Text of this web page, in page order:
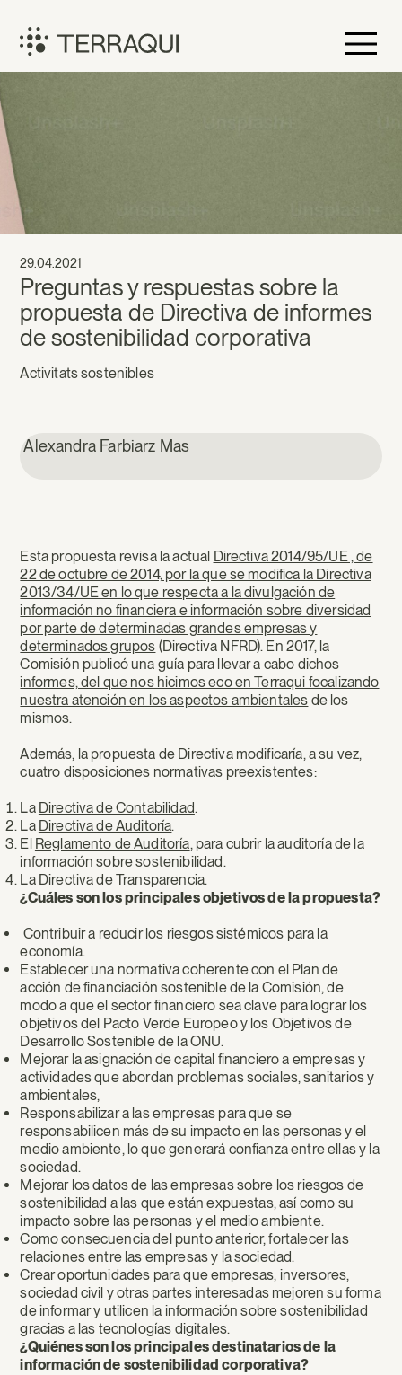
contingut
Terraqui
Preguntas y respuestas sobre la
propuesta de Directiva de informes
de sostenibilidad corporativa
29.04.2021
Activitats sostenibles
Esta propuesta revisa la actual Directiva 2014/95/UE , de
22 de octubre de 2014, por la que se modifica la Directiva
2013/34/UE en lo que respecta a la divulgación de
información no financiera e información sobre diversidad
por parte de determinadas grandes empresas y
determinados grupos (Directiva NFRD). En 2017, la
Comisión publicó una guía para llevar a cabo dichos
informes, del que nos hicimos eco en Terraqui focalizando
nuestra atención en los aspectos ambientales de los
mismos.
Además, la propuesta de Directiva modificaría, a su vez,
cuatro disposiciones normativas preexistentes:
La Directiva de Contabilidad.
La Directiva de Auditoría.
El Reglamento de Auditoría, para cubrir la auditoría de la
información sobre sostenibilidad.
La Directiva de Transparencia.
¿Cuáles son los principales objetivos de la propuesta?
Contribuir a reducir los riesgos sistémicos para la
economía.
Establecer una normativa coherente con el Plan de
acción de financiación sostenible de la Comisión, de
modo a que el sector financiero sea clave para lograr los
objetivos del Pacto Verde Europeo y los Objetivos de
Desarrollo Sostenible de la ONU.
Mejorar la asignación de capital financiero a empresas y
actividades que abordan problemas sociales, sanitarios y
ambientales,
Responsabilizar a las empresas para que se
responsabilicen más de su impacto en las personas y el
medio ambiente, lo que generará confianza entre ellas y la
sociedad.
Mejorar los datos de las empresas sobre los riesgos de
sostenibilidad a las que están expuestas, así como su
impacto sobre las personas y el medio ambiente.
Como consecuencia del punto anterior, fortalecer las
relaciones entre las empresas y la sociedad.
Crear oportunidades para que empresas, inversores,
sociedad civil y otras partes interesadas mejoren su forma
de informar y utilicen la información sobre sostenibilidad
gracias a las tecnologías digitales.
¿Quiénes son los principales destinatarios de la
información de sostenibilidad corporativa?
Alexandra Farbiarz Mas